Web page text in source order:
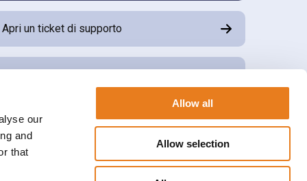
our
and
that
Allow all
Allow selection
Apri un ticket di supporto
Accedi all’area riservata Aikom Cube